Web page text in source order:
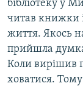
бібліотеку у
читав книжки
життя. Якось
прийшла
Коли вирішив
ховатися.